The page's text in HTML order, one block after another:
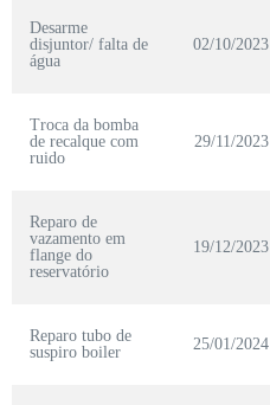
Desarme
disjuntor/ falta de
água
02/10/2023
Troca da bomba
de recalque com
ruido
29/11/2023
Reparo de
vazamento em
flange do
reservatório
19/12/2023
Reparo tubo de
suspiro boiler
25/01/2024